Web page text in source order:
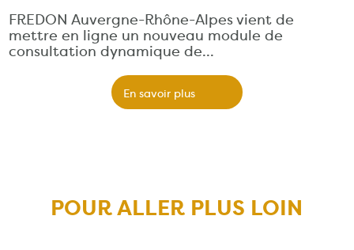
FREDON Auvergne-Rhône-Alpes vient de
mettre en ligne un nouveau module de
consultation dynamique de…
En savoir plus
POUR ALLER PLUS LOIN